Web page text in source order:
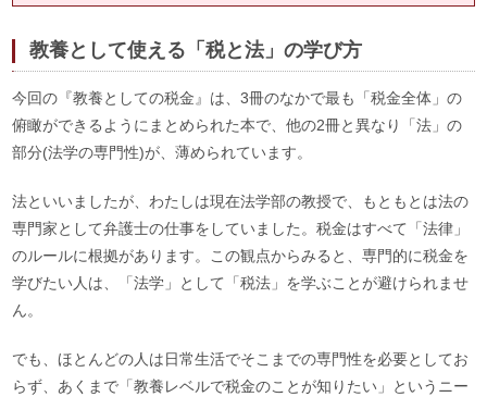
教養として使える「税と法」の学び方
今回の『教養としての税金』は、3冊のなかで最も「税金全体」の
俯瞰ができるようにまとめられた本で、他の2冊と異なり「法」の
部分(法学の専門性)が、薄められています。
法といいましたが、わたしは現在法学部の教授で、もともとは法の
専門家として弁護士の仕事をしていました。税金はすべて「法律」
のルールに根拠があります。この観点からみると、専門的に税金を
学びたい人は、「法学」として「税法」を学ぶことが避けられませ
ん。
でも、ほとんどの人は日常生活でそこまでの専門性を必要としてお
らず、あくまで「教養レベルで税金のことが知りたい」というニー